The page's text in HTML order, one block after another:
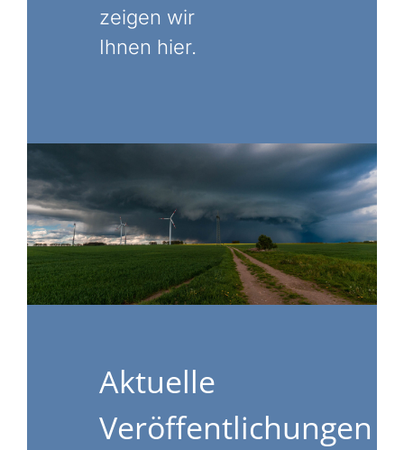
zeigen wir
Ihnen hier.
Aktuelle
Veröffentlichungen